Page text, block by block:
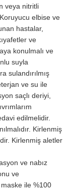
veya nitritli
elbise ve
hastalar,
ve
konulmalı ve
suyla
sulandırılmış
ve su ile
saçlı deriyi,
edilmelidir.
Kirlenmiş
Kirlenmiş aletler
ve nabız
ve
ile %100